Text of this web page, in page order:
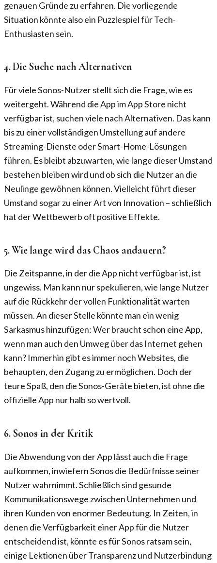
genauen Gründe zu erfahren. Die vorliegende
Situation könnte also ein Puzzlespiel für Tech-
Enthusiasten sein.
4. Die Suche nach Alternativen
Für viele Sonos-Nutzer stellt sich die Frage, wie es
weitergeht. Während die App im App Store nicht
verfügbar ist, suchen viele nach Alternativen. Das kann
bis zu einer vollständigen Umstellung auf andere
Streaming-Dienste oder Smart-Home-Lösungen
führen. Es bleibt abzuwarten, wie lange dieser Umstand
bestehen bleiben wird und ob sich die Nutzer an die
Neulinge gewöhnen können. Vielleicht führt dieser
Umstand sogar zu einer Art von Innovation – schließlich
hat der Wettbewerb oft positive Effekte.
5. Wie lange wird das Chaos andauern?
Die Zeitspanne, in der die App nicht verfügbar ist, ist
ungewiss. Man kann nur spekulieren, wie lange Nutzer
auf die Rückkehr der vollen Funktionalität warten
müssen. An dieser Stelle könnte man ein wenig
Sarkasmus hinzufügen: Wer braucht schon eine App,
wenn man auch den Umweg über das Internet gehen
kann? Immerhin gibt es immer noch Websites, die
behaupten, den Zugang zu ermöglichen. Doch der
teure Spaß, den die Sonos-Geräte bieten, ist ohne die
offizielle App nur halb so wertvoll.
6. Sonos in der Kritik
Die Abwendung von der App lässt auch die Frage
aufkommen, inwiefern Sonos die Bedürfnisse seiner
Nutzer wahrnimmt. Schließlich sind gesunde
Kommunikationswege zwischen Unternehmen und
ihren Kunden von enormer Bedeutung. In Zeiten, in
denen die Verfügbarkeit einer App für die Nutzer
entscheidend ist, könnte es für Sonos ratsam sein,
einige Lektionen über Transparenz und Nutzerbindung